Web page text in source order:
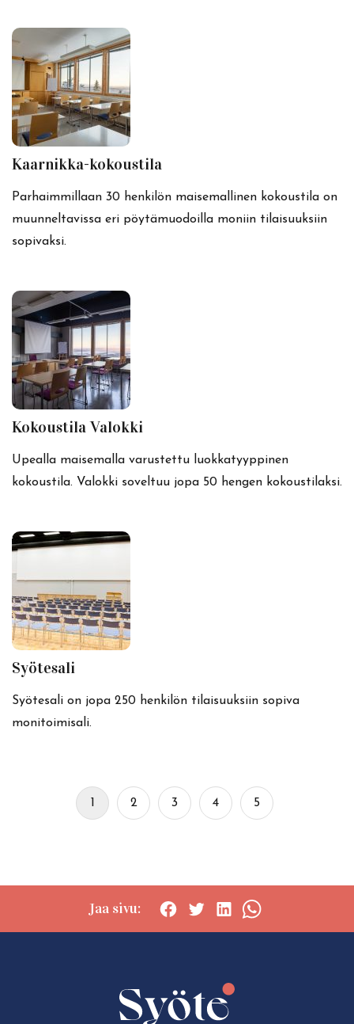
Kaarnikka-kokoustila
Parhaimmillaan 30 henkilön maisemallinen kokoustila on
muunneltavissa eri pöytämuodoilla moniin tilaisuuksiin
sopivaksi.
Kokoustila Valokki
Upealla maisemalla varustettu luokkatyyppinen
kokoustila. Valokki soveltuu jopa 50 hengen kokoustilaksi.
Syötesali
Syötesali on jopa 250 henkilön tilaisuuksiin sopiva
monitoimisali.
1 2 3 4 5
Jaa sivu: